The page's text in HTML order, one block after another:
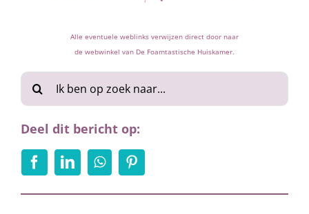
Alle eventuele weblinks verwijzen direct door naar
de webwinkel van De Foamtastische Huiskamer.
Zoeken
naar:
Deel dit bericht op: